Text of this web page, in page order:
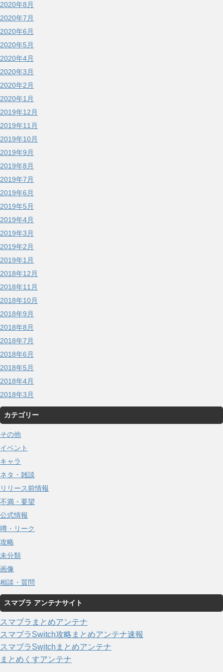
2020年8月
2020年7月
2020年6月
2020年5月
2020年4月
2020年3月
2020年2月
2020年1月
2019年12月
2019年11月
2019年10月
2019年9月
2019年8月
2019年7月
2019年6月
2019年5月
2019年4月
2019年3月
2019年2月
2019年1月
2018年12月
2018年11月
2018年10月
2018年9月
2018年8月
2018年7月
2018年6月
2018年5月
2018年4月
2018年3月
カテゴリー
その他
イベント
キャラ
ネタ・雑談
リリース前情報
不満・要望
公式情報
噂・リーク
攻略
未分類
画像
相談・質問
スマブラ アンテナサイト
スマブラまとめアンテナ
スマブラSwitch攻略まとめアンテナ速報
スマブラSwitchまとめアンテナ
まとめくすアンテナ